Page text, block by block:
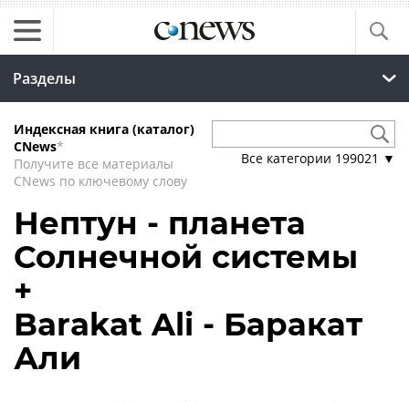
Разделы
Индексная книга (каталог)
CNews*
Получите все материалы
CNews по ключевому слову
Все категории 199021 ▼
Нептун - планета
Солнечной системы
+
Barakat Ali - Баракат
Али